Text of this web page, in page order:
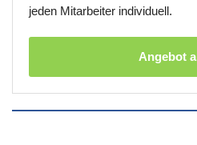
jeden Mitarbeiter individuell.
Angebot